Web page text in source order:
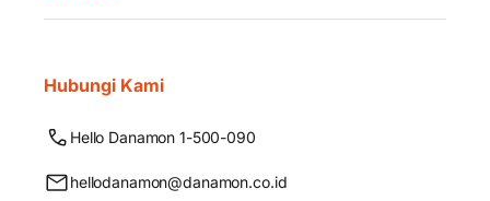
Hubungi Kami
Hello Danamon 1-500-090
hellodanamon@danamon.co.id